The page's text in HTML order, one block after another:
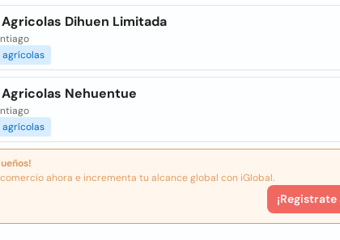
Dihuen Limitada
agrícolas
Nehuentue
agrícolas
ahora e incrementa tu alcance global con iGlobal.
¡Registrate